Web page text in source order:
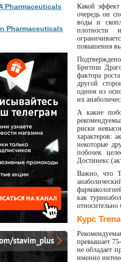
Какой
очередь он
воды и
плотности
повышения
Бритиш
фактора
другой
одним из
их
А какие
риски
характеров:
некоторые
побочек
Достинекс
Важно, что
как
Курс
превышает
не обладает
именно
Pharmaceuticals
Pharmaceuticals